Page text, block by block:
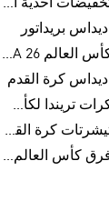
تخفيضات أحذية أديداس للرجال
اديداس بريداتور
كأس العالم FIFA 26™
اديداس كرة القدم
كرات تريندا لكأس العالم FIFA 26™
تيشرتات كرة القدم
فرق كأس العالم FIFA 26™